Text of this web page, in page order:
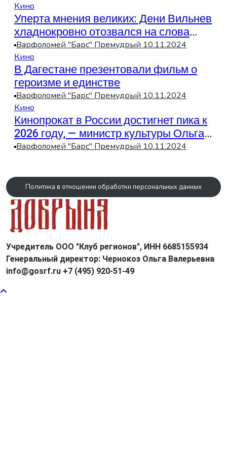
Кино
Уперта мнения великих: Дени Вильнев
хладнокровно отозвался на слова
Тарантино о «Дюне»
Варфоломей "Барс" Премудрый 10.11.2024
Кино
В Дагестане презентовали фильм о
героизме и единстве
Варфоломей "Барс" Премудрый 10.11.2024
Кино
Кинопрокат в России достигнет пика к
2026 году, — министр культуры Ольга
Любимова
Варфоломей "Барс" Премудрый 10.11.2024
Политика в отношении обработки персональных данных
Учредитель ООО "Клуб регионов", ИНН 6685155934
Генеральный директор: Чернокоз Ольга Валерьевна
info@gosrf.ru +7 (495) 920-51-49